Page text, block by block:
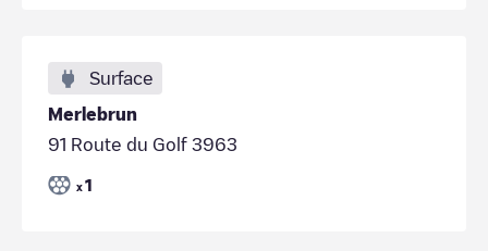
Surface
Merlebrun
91 Route du Golf 3963
x 1